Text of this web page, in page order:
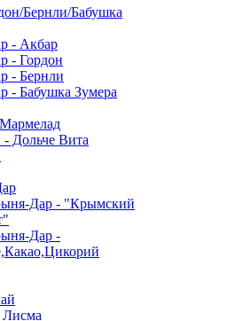
Бернли/Бабушка
- Акбар
- Гордон
- Бернли
- Бабушка Зумера
Дольче Вита
Дар - "Крымский
Дар -